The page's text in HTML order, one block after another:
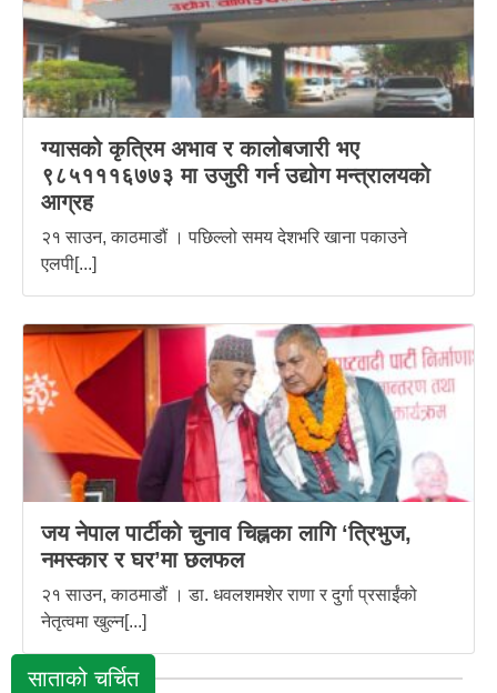
ग्यासको कृत्रिम अभाव र कालोबजारी भए
९८५१११६७७३ मा उजुरी गर्न उद्योग मन्त्रालयकाे
आग्रह
२१ साउन, काठमाडौं । पछिल्लो समय देशभरि खाना पकाउने
एलपी[...]
जय नेपाल पार्टीको चुनाव चिह्नका लागि ‘त्रिभुज,
नमस्कार र घर’मा छलफल
२१ साउन, काठमाडौं । डा. धवलशमशेर राणा र दुर्गा प्रसाईंको
नेतृत्वमा खुल्न[...]
साताको चर्चित